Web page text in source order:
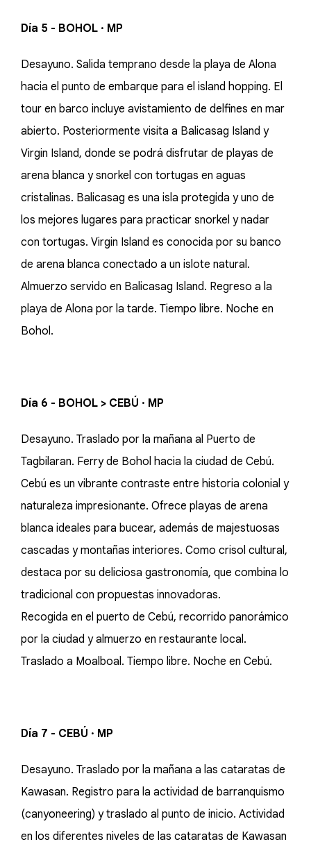
Día 5 - BOHOL · MP
Desayuno. Salida temprano desde la playa de Alona
hacia el punto de embarque para el island hopping. El
tour en barco incluye avistamiento de delfines en mar
abierto. Posteriormente visita a Balicasag Island y
Virgin Island, donde se podrá disfrutar de playas de
arena blanca y snorkel con tortugas en aguas
cristalinas. Balicasag es una isla protegida y uno de
los mejores lugares para practicar snorkel y nadar
con tortugas. Virgin Island es conocida por su banco
de arena blanca conectado a un islote natural.
Almuerzo servido en Balicasag Island. Regreso a la
playa de Alona por la tarde. Tiempo libre. Noche en
Bohol.
Día 6 - BOHOL > CEBÚ · MP
Desayuno. Traslado por la mañana al Puerto de
Tagbilaran. Ferry de Bohol hacia la ciudad de Cebú.
Cebú es un vibrante contraste entre historia colonial y
naturaleza impresionante. Ofrece playas de arena
blanca ideales para bucear, además de majestuosas
cascadas y montañas interiores. Como crisol cultural,
destaca por su deliciosa gastronomía, que combina lo
tradicional con propuestas innovadoras.
Recogida en el puerto de Cebú, recorrido panorámico
por la ciudad y almuerzo en restaurante local.
Traslado a Moalboal. Tiempo libre. Noche en Cebú.
Día 7 - CEBÚ · MP
Desayuno. Traslado por la mañana a las cataratas de
Kawasan. Registro para la actividad de barranquismo
(canyoneering) y traslado al punto de inicio. Actividad
en los diferentes niveles de las cataratas de Kawasan